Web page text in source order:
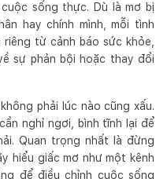
sống thực. Dù là mơ bị
hay chính mình, mỗi tình
từ cảnh báo sức khỏe,
sự phản bội hoặc thay đổi
phải lúc nào cũng xấu.
nghỉ ngơi, bình tĩnh lại để
Quan trọng nhất là đừng
hiểu giấc mơ như một kênh
để điều chỉnh cuộc sống